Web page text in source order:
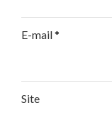
E-mail*
Site